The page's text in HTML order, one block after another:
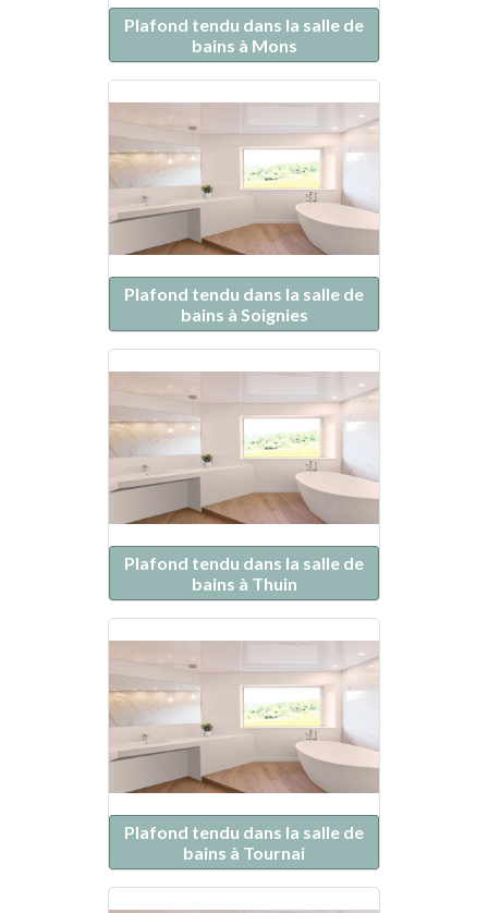
Plafond tendu dans la salle de
bains à Mons
Plafond tendu dans la salle de
bains à Soignies
Plafond tendu dans la salle de
bains à Thuin
Plafond tendu dans la salle de
bains à Tournai